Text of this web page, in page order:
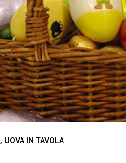
UOVA IN TAVOLA